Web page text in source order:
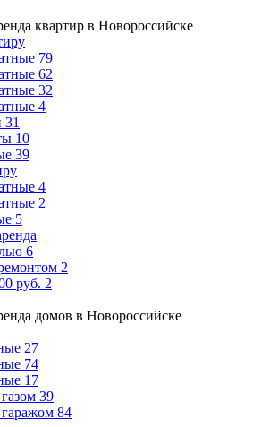
квартир в Новороссийске
79
62
32
4
31
10
39
4
2
5
6
2
руб. 2
домов в Новороссийске
27
74
17
39
84